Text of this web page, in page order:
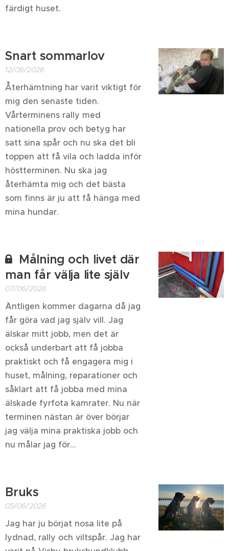
färdigt huset.
Snart sommarlov
12/06/2026
Återhämtning har varit viktigt för
mig den senaste tiden.
Vårterminens rally med
nationella prov och betyg har
satt sina spår och nu ska det bli
toppen att få vila och ladda inför
höstterminen. Nu ska jag
återhämta mig och det bästa
som finns är ju att få hänga med
mina hundar.
Målning och livet där
man får välja lite själv
07/06/2026
Äntligen kommer dagarna då jag
får göra vad jag själv vill. Jag
älskar mitt jobb, men det är
också underbart att få jobba
praktiskt och få engagera mig i
huset, målning, reparationer och
såklart att få jobba med mina
älskade fyrfota kamrater. Nu när
terminen nästan är över börjar
jag välja mina praktiska jobb och
nu målar jag för...
Bruks
05/06/2026
Jag har ju börjat nosa lite på
lydnad, rally och viltspår. Jag har